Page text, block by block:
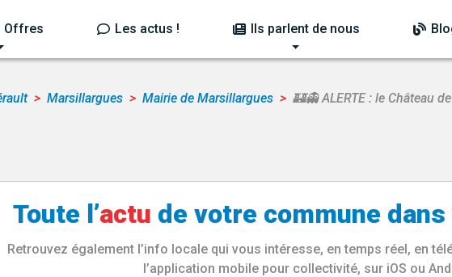
Offres Les actus ! Ils parlent de nous
Marsillargues Mairie de Marsillargues 🏰👻 ALERTE : le Château
Toute l’actu de votre commune
Retrouvez également l’info locale qui vous intéresse, en temps réel, en
l’application mobile pour collectivité, sur iOS ou